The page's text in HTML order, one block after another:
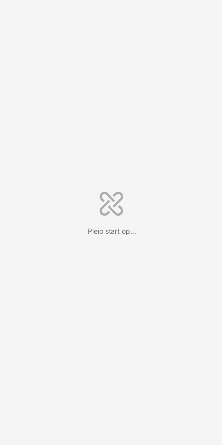
Pleio start op...